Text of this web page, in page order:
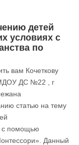
детей
условиях с
по
вам Кочеткову
ДС №22 , г
статью на тему
с помощью
Данный